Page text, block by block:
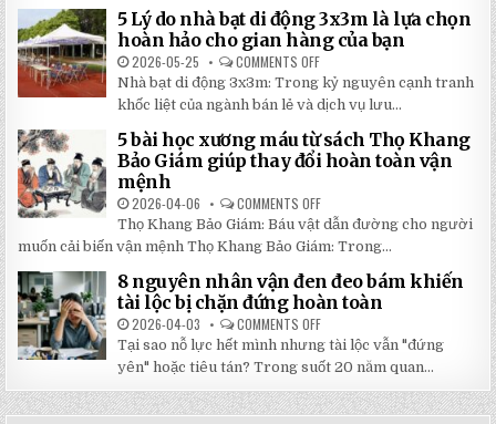
RẺ
TẠI
NHẬT
ĐÔNG
100
TRANG
MỚI
2026:
GIẢM
GIÁ
SỐ
TẬN
GỐC
TẠI
NHẬT
5 Lý do nhà bạt di động 3x3m là lựa chọn
hoàn hảo cho gian hàng của bạn
2026-05-25 COMMENTS OFF
5
LÝ
DO
NHÀ
BẠT
DI
ĐỘNG
3X3M
LỰA
HOÀN
HẢO
CHO
HÀNG
CỦA
BẠN
Nhà bạt di động 3x3m: Trong kỷ nguyên cạnh tranh
khốc liệt của ngành bán lẻ và dịch vụ lưu...
5 bài học xương máu từ sách Thọ Khang
Bảo Giám giúp thay đổi hoàn toàn vận
mệnh
2026-04-06 COMMENTS OFF
5
BÀI
HỌC
XƯƠNG
MÁU
TỪ
SÁCH
THỌ
BẢO
GIÁM
GIÚP
THAY
ĐỔI
HOÀN
TOÀN
Thọ Khang Bảo Giám: Báu vật dẫn đường cho người
muốn cải biến vận mệnh Thọ Khang Bảo Giám: Trong...
8 nguyên nhân vận đen đeo bám khiến
tài lộc bị chặn đứng hoàn toàn
2026-04-03 COMMENTS OFF
NGUYÊN
NHÂN
VẬN
ĐEN
ĐEO
BÁM
Tại sao nỗ lực hết mình nhưng tài lộc vẫn "đứng
yên" hoặc tiêu tán? Trong suốt 20 năm quan...